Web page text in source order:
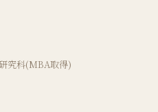
究科(MBA取得)